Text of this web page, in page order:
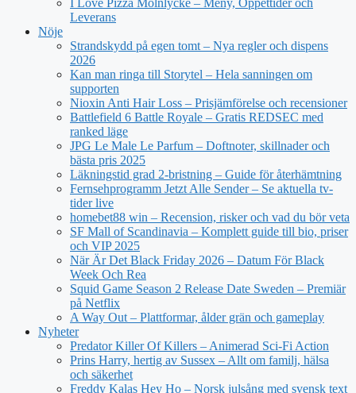
I Love Pizza Mölnlycke – Meny, Öppettider och
Leverans
Nöje
Strandskydd på egen tomt – Nya regler och dispens
2026
Kan man ringa till Storytel – Hela sanningen om
supporten
Nioxin Anti Hair Loss – Prisjämförelse och recensioner
Battlefield 6 Battle Royale – Gratis REDSEC med
ranked läge
JPG Le Male Le Parfum – Doftnoter, skillnader och
bästa pris 2025
Läkningstid grad 2-bristning – Guide för återhämtning
Fernsehprogramm Jetzt Alle Sender – Se aktuella tv-
tider live
homebet88 win – Recension, risker och vad du bör veta
SF Mall of Scandinavia – Komplett guide till bio, priser
och VIP 2025
När Är Det Black Friday 2026 – Datum För Black
Week Och Rea
Squid Game Season 2 Release Date Sweden – Premiär
på Netflix
A Way Out – Plattformar, ålder grän och gameplay
Nyheter
Predator Killer Of Killers – Animerad Sci-Fi Action
Prins Harry, hertig av Sussex – Allt om familj, hälsa
och säkerhet
Freddy Kalas Hey Ho – Norsk julsång med svensk text